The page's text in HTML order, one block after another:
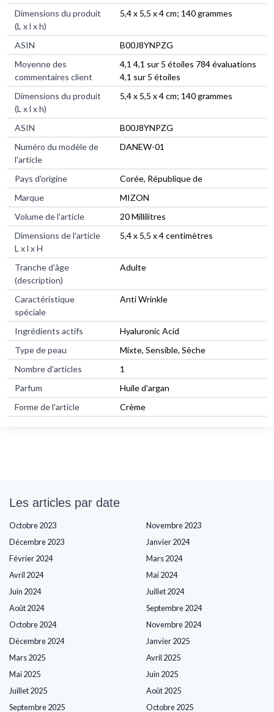
Dimensions du produit
(L x l x h)
‎5,4 x 5,5 x 4 cm; 140 grammes
ASIN
‎B00J8YNPZG
Moyenne des
commentaires client
4,1 4,1 sur 5 étoiles 784 évaluations
4,1 sur 5 étoiles
Dimensions du produit
(L x l x h)
5,4 x 5,5 x 4 cm; 140 grammes
ASIN
B00J8YNPZG
Numéro du modèle de
l'article
DANEW-01
Pays d'origine
Corée, République de
Marque
MIZON
Volume de l'article
20 Millilitres
Dimensions de l'article
L x l x H
5,4 x 5,5 x 4 centimètres
Tranche d'âge
(description)
Adulte
Caractéristique
spéciale
Anti Wrinkle
Ingrédients actifs
Hyaluronic Acid
Type de peau
Mixte, Sensible, Sèche
Nombre d'articles
1
Parfum
Huile d'argan
Forme de l'article
Crème
Les articles par date
Octobre 2023
Novembre 2023
Décembre 2023
Janvier 2024
Février 2024
Mars 2024
Avril 2024
Mai 2024
Juin 2024
Juillet 2024
Août 2024
Septembre 2024
Octobre 2024
Novembre 2024
Décembre 2024
Janvier 2025
Mars 2025
Avril 2025
Mai 2025
Juin 2025
Juillet 2025
Août 2025
Septembre 2025
Octobre 2025